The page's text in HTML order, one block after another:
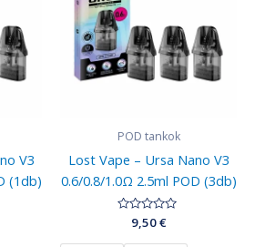
V3
(1db)
POD tankok
Lost Vape – Ursa Nano V3
0.6/0.8/1.0Ω 2.5ml POD (3db)
Értékelés:
/
9,50€